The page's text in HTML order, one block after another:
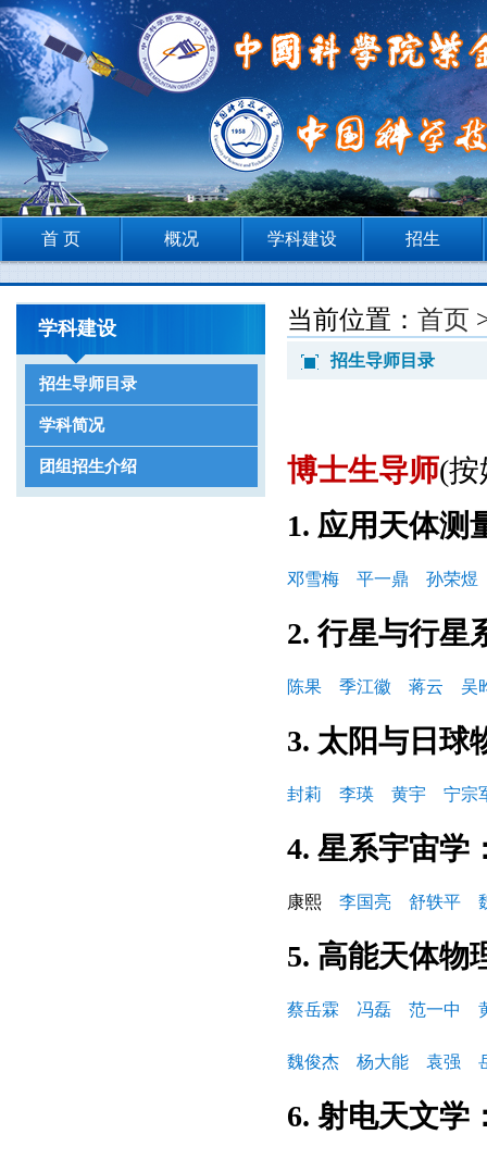
首 页 概况 学科建设 招生
学科建设
招生导师目录
学科简况
团组招生介绍
当前位置： 首页
招生导师目录
博士生导师(
1. 应用天体测
邓雪梅 平一鼎 孙荣煜
2. 行星与行星
陈果 季江徽 蒋云 吴
3. 太阳与日球
封莉 李瑛 黄宇 宁宗
4. 星系宇宙学
康熙 李国亮 舒轶平
5. 高能天体物
蔡岳霖 冯磊 范一中
魏俊杰 杨大能 袁强
6. 射电天文学